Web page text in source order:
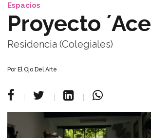
Espacios
Proyecto ´Ace
Residencia (Colegiales)
Por El Ojo Del Arte